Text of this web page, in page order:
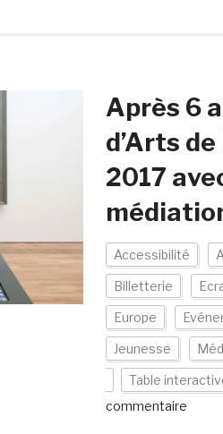
Après 6
d’Arts
2017
Accessibilité
Billetterie
Europe
Jeunesse
Table
commentaire